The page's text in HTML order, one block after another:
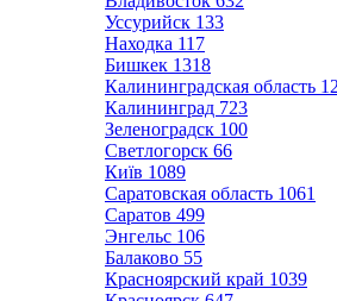
Уссурийск 133
Находка 117
Бишкек 1318
Калининградская область
Калининград 723
Зеленоградск 100
Светлогорск 66
Київ 1089
Саратовская область 1061
Саратов 499
Энгельс 106
Балаково 55
Красноярский край 1039